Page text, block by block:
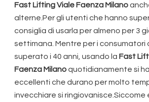
Fast Lifting Viale Faenza Milano
alterne.Per gli utenti che hanno
consiglia di usarla per almeno per 3
settimana. Mentre per i consumatori
superato i 40 anni, usando la Fast
Faenza Milanoquotidianamente si
eccellenti che durano per molto
invecchiare si